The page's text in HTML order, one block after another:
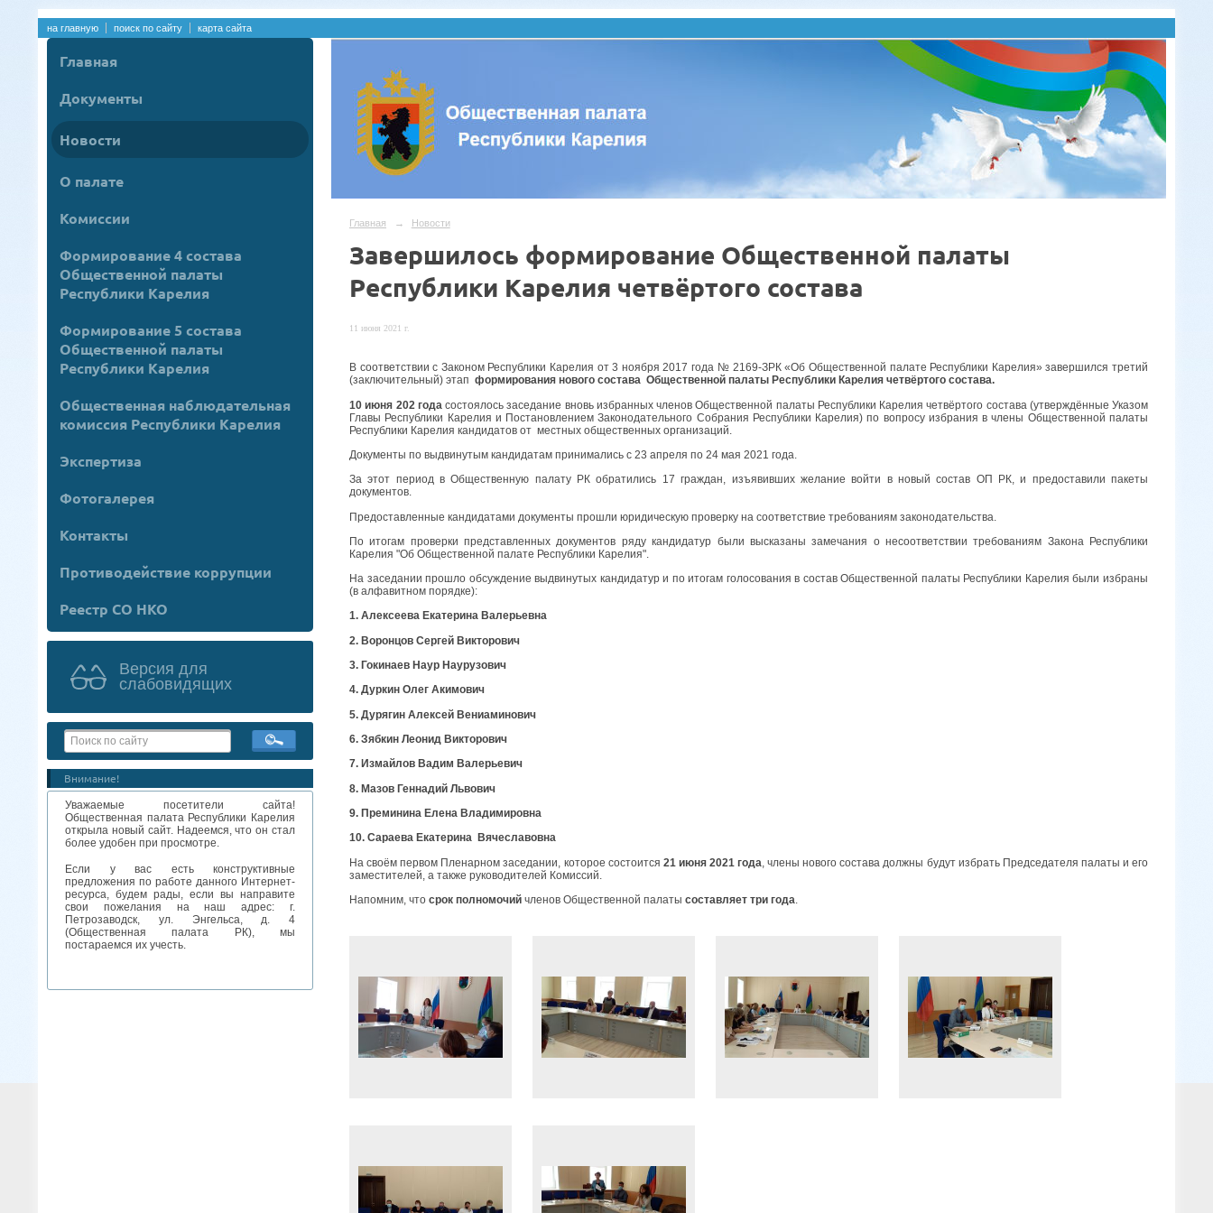
на главную поиск по сайту карта сайта
Главная
Документы
Новости
О палате
Комиссии
Формирование 4 состава
Общественной палаты
Республики Карелия
Формирование 5 состава
Общественной палаты
Республики Карелия
Общественная наблюдательная
комиссия Республики Карелия
Экспертиза
Фотогалерея
Контакты
Противодействие коррупции
Реестр СО НКО
Версия для
слабовидящих
Внимание!
Уважаемые посетители сайта!
Общественная палата Республики Карелия
открыла новый сайт. Надеемся, что он стал
более удобен при просмотре.
Если у вас есть конструктивные
предложения по работе данного Интернет-
ресурса, будем рады, если вы направите
свои пожелания на наш адрес: г.
Петрозаводск, ул. Энгельса, д. 4
(Общественная палата РК), мы
постараемся их учесть.
Главная → Новости
Завершилось формирование Общественной палаты
Республики Карелия четвёртого состава
11 июня 2021 г.
В соответствии с Законом Республики Карелия от 3 ноября 2017 года № 2169-ЗРК «Об Общественной палате Республики Карелия» завершился третий
(заключительный) этап формирования нового состава Общественной палаты Республики Карелия четвёртого состава.
10 июня 202 года состоялось заседание вновь избранных членов Общественной палаты Республики Карелия четвёртого состава (утверждённые Указом
Главы Республики Карелия и Постановлением Законодательного Собрания Республики Карелия) по вопросу избрания в члены Общественной палаты
Республики Карелия кандидатов от местных общественных организаций.
Документы по выдвинутым кандидатам принимались с 23 апреля по 24 мая 2021 года.
За этот период в Общественную палату РК обратились 17 граждан, изъявивших желание войти в новый состав ОП РК, и предоставили пакеты
документов.
Предоставленные кандидатами документы прошли юридическую проверку на соответствие требованиям законодательства.
По итогам проверки представленных документов ряду кандидатур были высказаны замечания о несоответствии требованиям Закона Республики
Карелия "Об Общественной палате Республики Карелия".
На заседании прошло обсуждение выдвинутых кандидатур и по итогам голосования в состав Общественной палаты Республики Карелия были избраны
(в алфавитном порядке):
1. Алексеева Екатерина Валерьевна
2. Воронцов Сергей Викторович
3. Гокинаев Наур Наурузович
4. Дуркин Олег Акимович
5. Дурягин Алексей Вениаминович
6. Зябкин Леонид Викторович
7. Измайлов Вадим Валерьевич
8. Мазов Геннадий Львович
9. Преминина Елена Владимировна
10. Сараева Екатерина Вячеславовна
На своём первом Пленарном заседании, которое состоится 21 июня 2021 года , члены нового состава должны будут избрать Председателя палаты и его
заместителей, а также руководителей Комиссий.
Напомним, что срок полномочий членов Общественной палаты составляет три года.